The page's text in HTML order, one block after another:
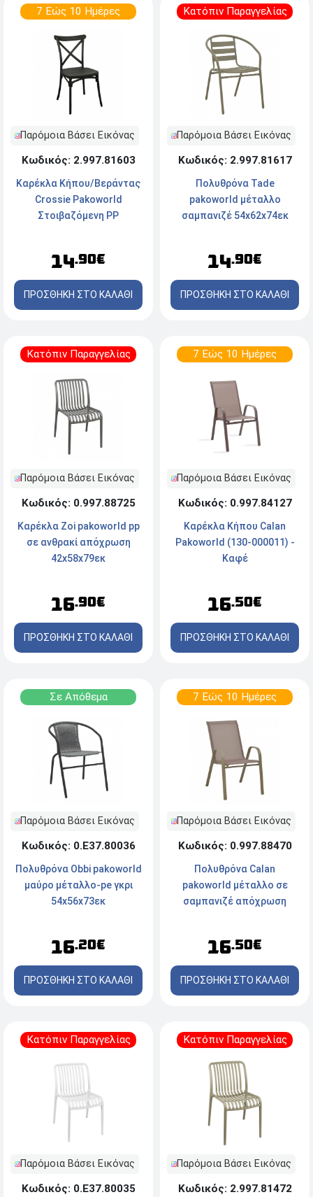
7 Εώς 10 Ημέρες
Παρόμοια Βάσει Εικόνας
Κωδικός: 2.997.81603
Καρέκλα Κήπου/Βεράντας
Crossie Pakoworld
Στοιβαζόμενη PP
14.90€
ΠΡΟΣΘΗΚΗ ΣΤΟ ΚΑΛΑΘΙ
Κατόπιν Παραγγελίας
Παρόμοια Βάσει Εικόνας
Κωδικός: 2.997.81617
Πολυθρόνα Tade
pakoworld μέταλλο
σαμπανιζέ 54x62x74εκ
14.90€
ΠΡΟΣΘΗΚΗ ΣΤΟ ΚΑΛΑΘΙ
Κατόπιν Παραγγελίας
Παρόμοια Βάσει Εικόνας
Κωδικός: 0.997.88725
Καρέκλα Zoi pakoworld pp
σε ανθρακί απόχρωση
42x58x79εκ
16.90€
ΠΡΟΣΘΗΚΗ ΣΤΟ ΚΑΛΑΘΙ
7 Εώς 10 Ημέρες
Παρόμοια Βάσει Εικόνας
Κωδικός: 0.997.84127
Καρέκλα Κήπου Calan
Pakoworld (130-000011) -
Kαφέ
16.50€
ΠΡΟΣΘΗΚΗ ΣΤΟ ΚΑΛΑΘΙ
Σε Απόθεμα
Παρόμοια Βάσει Εικόνας
Κωδικός: 0.Ε37.80036
Πολυθρόνα Obbi pakoworld
μαύρο μέταλλο-pe γκρι
54x56x73εκ
16.20€
ΠΡΟΣΘΗΚΗ ΣΤΟ ΚΑΛΑΘΙ
7 Εώς 10 Ημέρες
Παρόμοια Βάσει Εικόνας
Κωδικός: 0.997.88470
Πολυθρόνα Calan
pakoworld μέταλλο σε
σαμπανιζέ απόχρωση
16.50€
ΠΡΟΣΘΗΚΗ ΣΤΟ ΚΑΛΑΘΙ
Κατόπιν Παραγγελίας
Παρόμοια Βάσει Εικόνας
Κωδικός: 0.Ε37.80035
Κατόπιν Παραγγελίας
Παρόμοια Βάσει Εικόνας
Κωδικός: 2.997.81472